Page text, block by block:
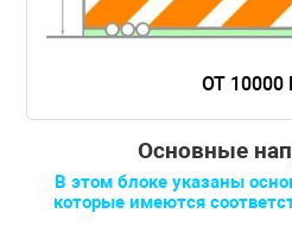
ОТ 10000
Основные
В этом блоке указаны
которые имеются